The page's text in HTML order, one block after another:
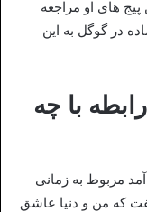
پیج های او مراجعه
در گوگل به این
با چه
مربوط به زمانی
که من و دنیا عاشق